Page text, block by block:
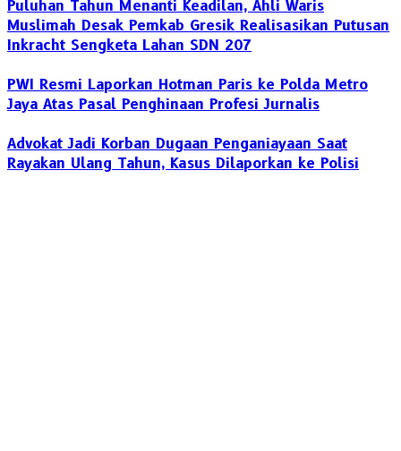
‎Puluhan Tahun Menanti Keadilan, Ahli Waris
Muslimah Desak Pemkab Gresik Realisasikan Putusan
Inkracht Sengketa Lahan SDN 207
PWI Resmi Laporkan Hotman Paris ke Polda Metro
Jaya Atas Pasal Penghinaan Profesi Jurnalis
Advokat Jadi Korban Dugaan Penganiayaan Saat
Rayakan Ulang Tahun, Kasus Dilaporkan ke Polisi